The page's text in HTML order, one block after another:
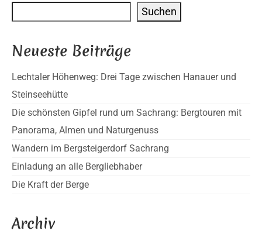
Suchen
Neueste Beiträge
Lechtaler Höhenweg: Drei Tage zwischen Hanauer und
Steinseehütte
Die schönsten Gipfel rund um Sachrang: Bergtouren mit
Panorama, Almen und Naturgenuss
Wandern im Bergsteigerdorf Sachrang
Einladung an alle Bergliebhaber
Die Kraft der Berge
Archiv